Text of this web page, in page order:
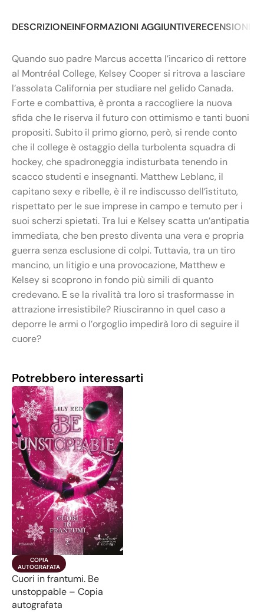
DESCRIZIONEINFORMAZIONI AGGIUNTIVERECENSIONI
Quando suo padre Marcus accetta l’incarico di rettore
al Montréal College, Kelsey Cooper si ritrova a lasciare
l’assolata California per studiare nel gelido Canada.
Forte e combattiva, è pronta a raccogliere la nuova
sfida che le riserva il futuro con ottimismo e tanti buoni
propositi. Subito il primo giorno, però, si rende conto
che il college è ostaggio della turbolenta squadra di
hockey, che spadroneggia indisturbata tenendo in
scacco studenti e insegnanti. Matthew Leblanc, il
capitano sexy e ribelle, è il re indiscusso dell’istituto,
rispettato per le sue imprese in campo e temuto per i
suoi scherzi spietati. Tra lui e Kelsey scatta un’antipatia
immediata, che ben presto diventa una vera e propria
guerra senza esclusione di colpi. Tuttavia, tra un tiro
mancino, un litigio e una provocazione, Matthew e
Kelsey si scoprono in fondo più simili di quanto
credevano. E se la rivalità tra loro si trasformasse in
attrazione irresistibile? Riusciranno in quel caso a
deporre le armi o l’orgoglio impedirà loro di seguire il
cuore?
Potrebbero interessarti
COPIA
AUTOGRAFATA
Cuori in frantumi. Be
unstoppable – Copia
autografata